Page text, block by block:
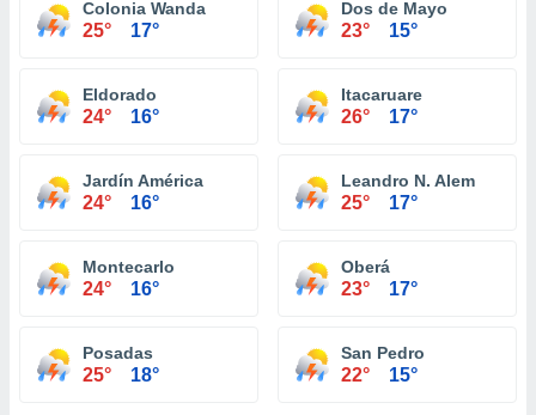
Colonia Wanda
25° 17°
Dos de Mayo
23° 15°
Eldorado
24° 16°
Itacaruare
26° 17°
Jardín América
24° 16°
Leandro N. Alem
25° 17°
Montecarlo
24° 16°
Oberá
23° 17°
Posadas
25° 18°
San Pedro
22° 15°